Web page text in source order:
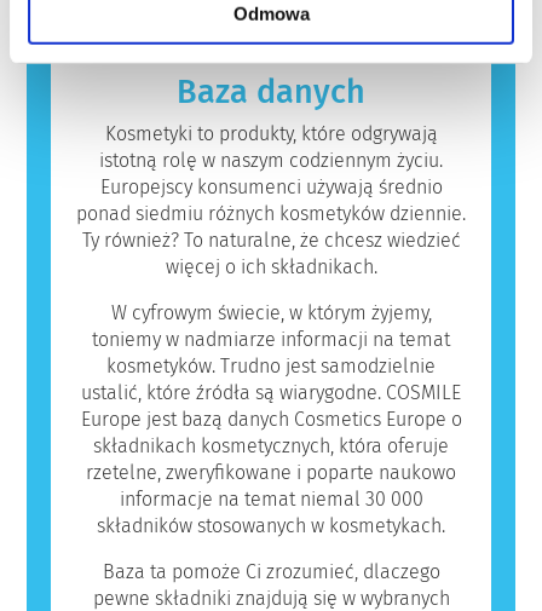
Odmowa
których przeprowadzenia firmy są prawnie
zobowiązane, obejmują wszystkie
potencjalne zagrożenia, w tym potencjalne
zaburzenia funkcjonowania układu
hormonalnego.
reakcję alergiczną nazywana jest alergenem.
Kosmetyki i produkty do pielęgnacji ciała
mogą zawierać składniki, które dla niektórych
osób mogą okazać się alergizujące. Nie
oznacza to jednak, że produkt nie jest
bezpieczny dla innych.
Baza danych
Kosmetyki to produkty, które odgrywają
istotną rolę w naszym codziennym życiu.
Europejscy konsumenci używają średnio
ponad siedmiu różnych kosmetyków dziennie.
Ty również? To naturalne, że chcesz wiedzieć
więcej o ich składnikach.
W cyfrowym świecie, w którym żyjemy,
toniemy w nadmiarze informacji na temat
kosmetyków. Trudno jest samodzielnie
ustalić, które źródła są wiarygodne. COSMILE
Europe jest bazą danych Cosmetics Europe o
składnikach kosmetycznych, która oferuje
rzetelne, zweryfikowane i poparte naukowo
informacje na temat niemal 30 000
składników stosowanych w kosmetykach.
Baza ta pomoże Ci zrozumieć, dlaczego
pewne składniki znajdują się w wybranych